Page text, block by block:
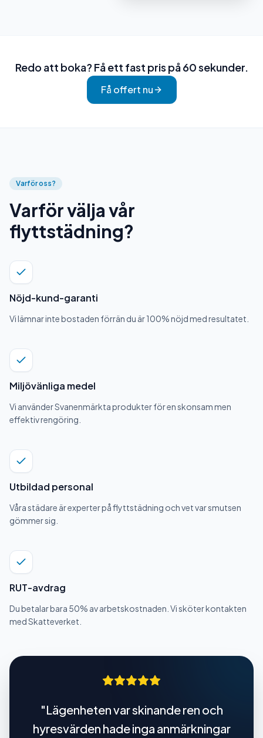
Redo att boka? Få ett fast pris på 60 sekunder.
Få offert nu
Varför oss?
Varför välja vår
flyttstädning?
Nöjd-kund-garanti
Vi lämnar inte bostaden förrän du är 100% nöjd med resultatet.
Miljövänliga medel
Vi använder Svanenmärkta produkter för en skonsam men
effektiv rengöring.
Utbildad personal
Våra städare är experter på flyttstädning och vet var smutsen
gömmer sig.
RUT-avdrag
Du betalar bara 50% av arbetskostnaden. Vi sköter kontakten
med Skatteverket.
"Lägenheten var skinande ren och
hyresvärden hade inga anmärkningar